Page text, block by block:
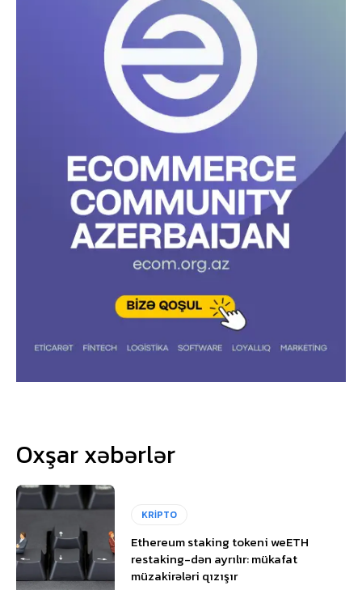
Oxşar xəbərlər
KRİPTO
Ethereum staking tokeni weETH
restaking-dən ayrılır: mükafat
müzakirələri qızışır